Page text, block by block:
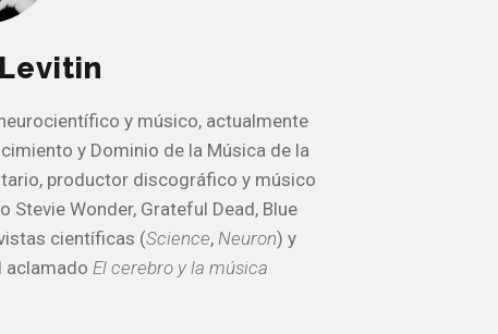
y músico, actualmente
y Dominio de la Música de la
productor discográfico y músico
Wonder, Grateful Dead, Blue
científicas (Science, Neuron) y
aclamado El cerebro y la música